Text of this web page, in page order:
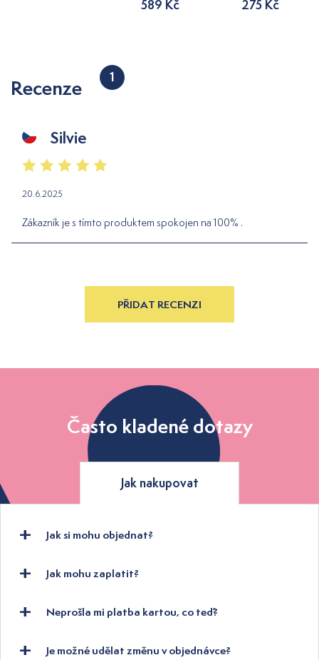
589 Kč 275 Kč
Recenze 1
Silvie
20.6.2025
Zákazník je s tímto produktem spokojen na 100% .
PŘIDAT RECENZI
Často kladené dotazy
Jak nakupovat
Jak si mohu objednat?
Jak mohu zaplatit?
Neprošla mi platba kartou, co teď?
Je možné udělat změnu v objednávce?